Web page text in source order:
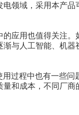
领域，采用本产
用也值得关注。
与人工智能、机
程中也有一些问
和成本，不同厂商